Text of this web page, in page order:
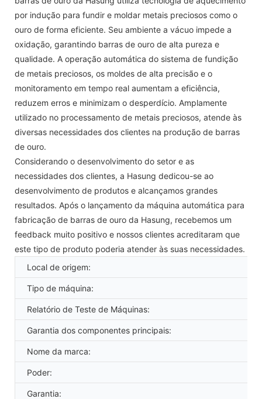
por indução para fundir e moldar metais preciosos como o
ouro de forma eficiente. Seu ambiente a vácuo impede a
oxidação, garantindo barras de ouro de alta pureza e
qualidade. A operação automática do sistema de fundição
de metais preciosos, os moldes de alta precisão e o
monitoramento em tempo real aumentam a eficiência,
reduzem erros e minimizam o desperdício. Amplamente
utilizado no processamento de metais preciosos, atende às
diversas necessidades dos clientes na produção de barras
de ouro.
Considerando o desenvolvimento do setor e as
necessidades dos clientes, a Hasung dedicou-se ao
desenvolvimento de produtos e alcançamos grandes
resultados. Após o lançamento da máquina automática para
fabricação de barras de ouro da Hasung, recebemos um
feedback muito positivo e nossos clientes acreditaram que
este tipo de produto poderia atender às suas necessidades.
Local de origem:
Tipo de máquina:
Relatório de Teste de Máquinas:
Garantia dos componentes principais:
Nome da marca:
Poder:
Garantia: